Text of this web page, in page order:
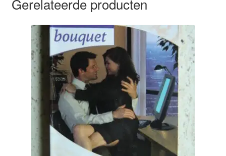
Gerelateerde producten